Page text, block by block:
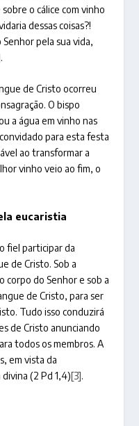
o cálice com vinho
dessas coisas?!
pela sua vida,
.
de Cristo ocorreu
O bispo
a água em vinho nas
para esta festa
ao transformar a
vinho veio ao fim, o
eucaristia
fiel participar da
de Cristo. Sob a
corpo do Senhor e sob a
de Cristo, para ser
Tudo isso conduzirá
de Cristo anunciando
todos os membros. A
em vista da
(2 Pd 1,4)[3].